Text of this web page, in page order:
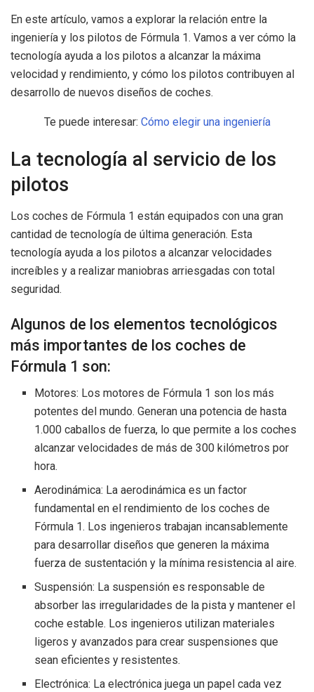
En este artículo, vamos a explorar la relación entre la
ingeniería y los pilotos de Fórmula 1. Vamos a ver cómo la
tecnología ayuda a los pilotos a alcanzar la máxima
velocidad y rendimiento, y cómo los pilotos contribuyen al
desarrollo de nuevos diseños de coches.
Te puede interesar: Cómo elegir una ingeniería
La tecnología al servicio de los
pilotos
Los coches de Fórmula 1 están equipados con una gran
cantidad de tecnología de última generación. Esta
tecnología ayuda a los pilotos a alcanzar velocidades
increíbles y a realizar maniobras arriesgadas con total
seguridad.
Algunos de los elementos tecnológicos
más importantes de los coches de
Fórmula 1 son:
Motores: Los motores de Fórmula 1 son los más
potentes del mundo. Generan una potencia de hasta
1.000 caballos de fuerza, lo que permite a los coches
alcanzar velocidades de más de 300 kilómetros por
hora.
Aerodinámica: La aerodinámica es un factor
fundamental en el rendimiento de los coches de
Fórmula 1. Los ingenieros trabajan incansablemente
para desarrollar diseños que generen la máxima
fuerza de sustentación y la mínima resistencia al aire.
Suspensión: La suspensión es responsable de
absorber las irregularidades de la pista y mantener el
coche estable. Los ingenieros utilizan materiales
ligeros y avanzados para crear suspensiones que
sean eficientes y resistentes.
Electrónica: La electrónica juega un papel cada vez